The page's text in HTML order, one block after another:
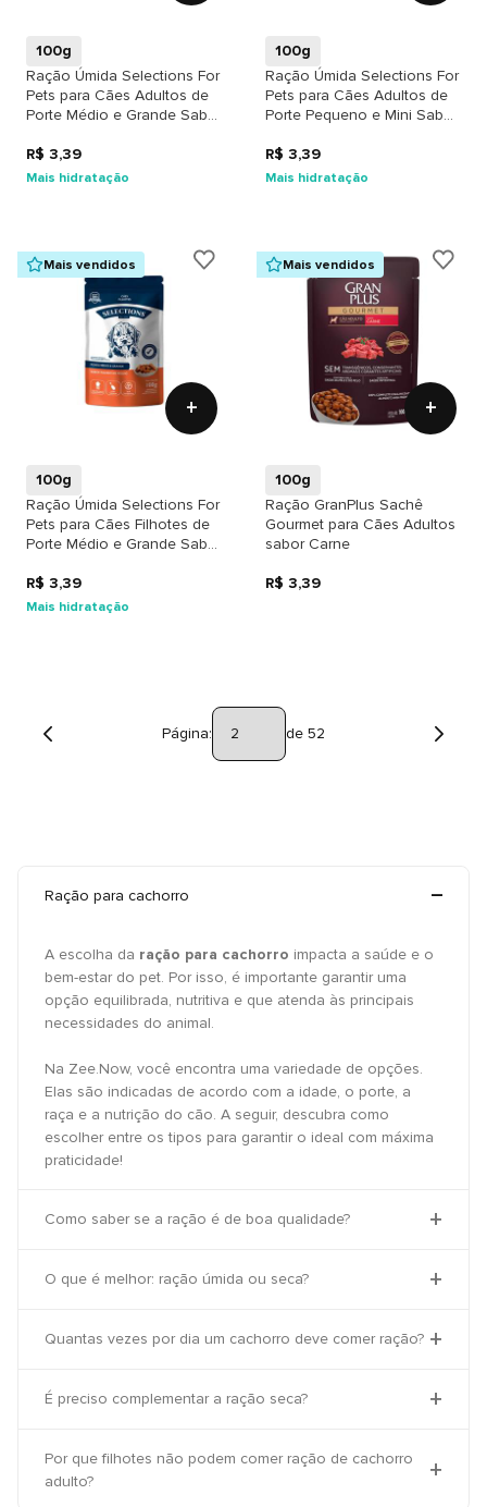
100g
Ração Úmida Selections For
Pets para Cães Adultos de
Porte Médio e Grande Sabor
R$ 3,39
Mais hidratação
100g
Ração Úmida Selections For
Pets para Cães Adultos de
Porte Pequeno e Mini Sabor
R$ 3,39
Mais hidratação
Mais vendidos
+
100g
Ração Úmida Selections For
Pets para Cães Filhotes de
Porte Médio e Grande Sabor
R$ 3,39
Mais hidratação
Mais vendidos
+
100g
Ração GranPlus Sachê
Gourmet para Cães Adultos
sabor Carne
R$ 3,39
Página: de 52
Ração para cachorro
A escolha da ração para cachorro impacta a saúde e o
bem-estar do pet. Por isso, é importante garantir uma
opção equilibrada, nutritiva e que atenda às principais
necessidades do animal.
Na Zee.Now, você encontra uma variedade de opções.
Elas são indicadas de acordo com a idade, o porte, a
raça e a nutrição do cão. A seguir, descubra como
escolher entre os tipos para garantir o ideal com máxima
praticidade!
Como saber se a ração é de boa qualidade?
O que é melhor: ração úmida ou seca?
Quantas vezes por dia um cachorro deve comer ração?
É preciso complementar a ração seca?
Por que filhotes não podem comer ração de cachorro
adulto?